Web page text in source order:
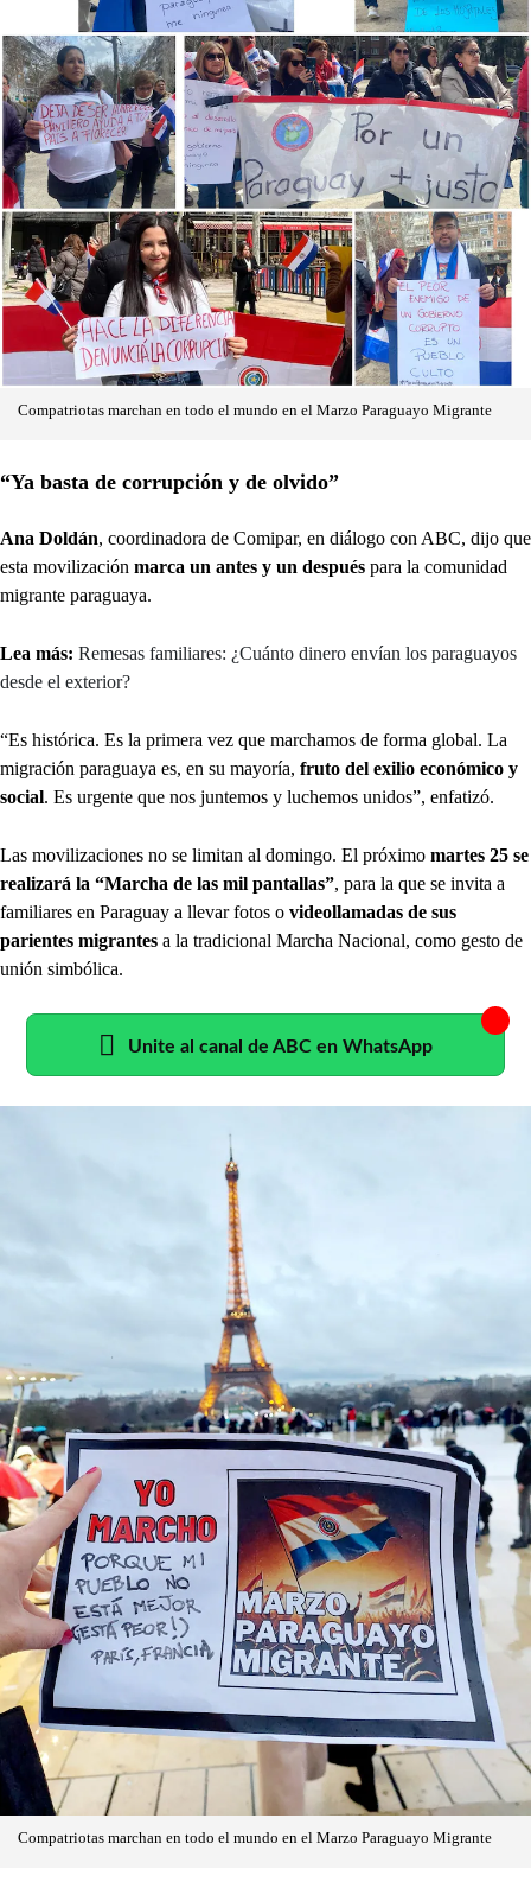
Compatriotas marchan en todo el mundo en el Marzo Paraguayo Migrante
“Ya basta de corrupción y de olvido”
Ana Doldán, coordinadora de Comipar, en diálogo con ABC, dijo que
esta movilización marca un antes y un después para la comunidad
migrante paraguaya.
Lea más: Remesas familiares: ¿Cuánto dinero envían los paraguayos
desde el exterior?
“Es histórica. Es la primera vez que marchamos de forma global. La
migración paraguaya es, en su mayoría, fruto del exilio económico y
social. Es urgente que nos juntemos y luchemos unidos”, enfatizó.
Las movilizaciones no se limitan al domingo. El próximo martes 25 se
realizará la “Marcha de las mil pantallas”, para la que se invita a
familiares en Paraguay a llevar fotos o videollamadas de sus
parientes migrantes a la tradicional Marcha Nacional, como gesto de
unión simbólica.
Unite al canal de ABC en WhatsApp
Compatriotas marchan en todo el mundo en el Marzo Paraguayo Migrante